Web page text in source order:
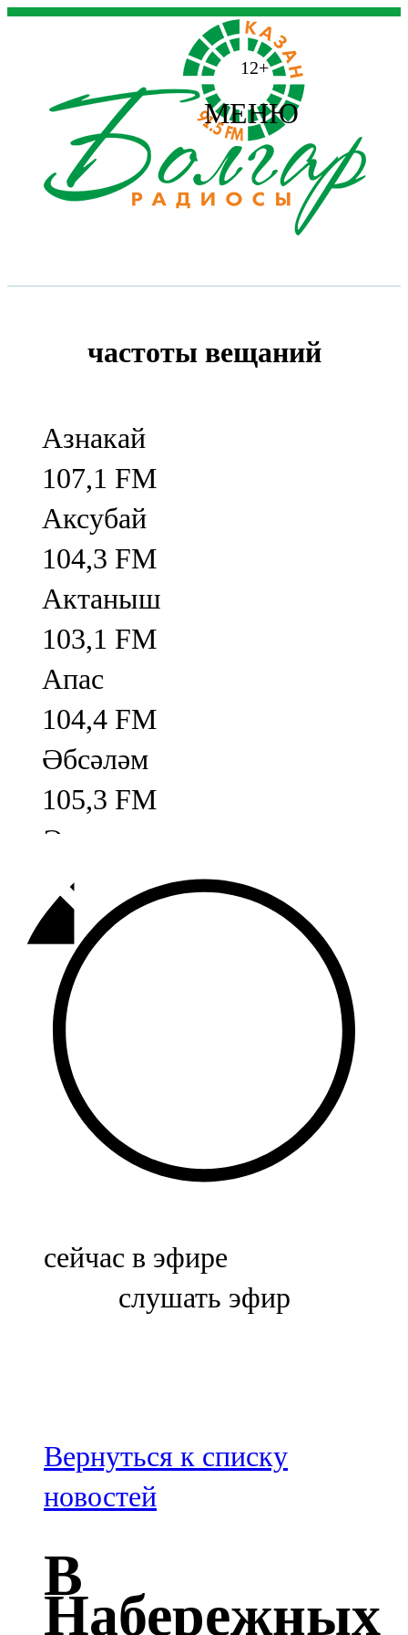
12+
МЕНЮ
частоты вещаний
Азнакай
107,1 FM
Аксубай
104,3 FM
Актаныш
103,1 FM
Апас
104,4 FM
Әбсәләм
105,3 FM
Әлмәт
92,9 FM
Базарлы матак
107,1 FM
Балык бистәсе
104,9 FM
Баулы
107,5 FM
Биләр
Болгар
100,3 FM
Зәй
106,6 FM
Кадыбаш
105,2 FM
сейчас в эфире
слушать эфир
Вернуться к списку
новостей
В
Набережных